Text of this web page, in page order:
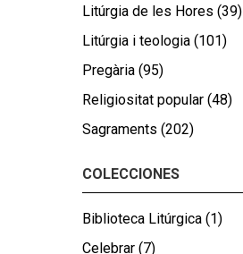
Litúrgia de les Hores (39)
Litúrgia i teologia (101)
Pregària (95)
Religiositat popular (48)
Sagraments (202)
COLECCIONES
Biblioteca Litúrgica (1)
Celebrar (7)